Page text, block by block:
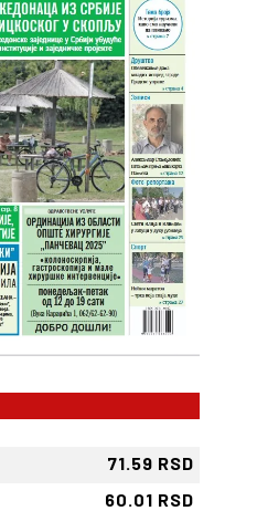
71.59 RSD
60.01 RSD